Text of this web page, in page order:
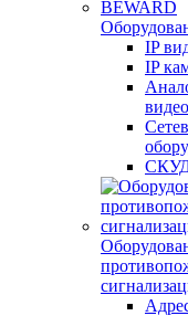
IP
IP